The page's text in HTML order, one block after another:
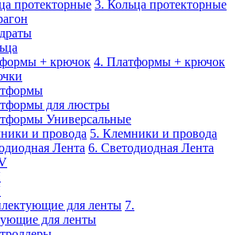
3. Кольца протекторные
4. Платформы + крючок
для люстры
Универсальные
5. Клемники и провода
6. Светодиодная Лента
7.
для ленты